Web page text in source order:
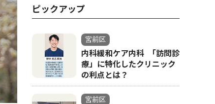
ピックアップ
宮前区
内科緩和ケア内科 ｢訪問診
療」に特化したクリニック
の利点とは？
宮前区